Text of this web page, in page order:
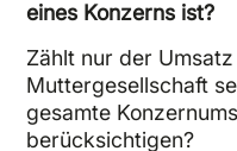
eines Konzerns ist?
Zählt nur der
Muttergesellschaft
gesamte
berücksichtigen?